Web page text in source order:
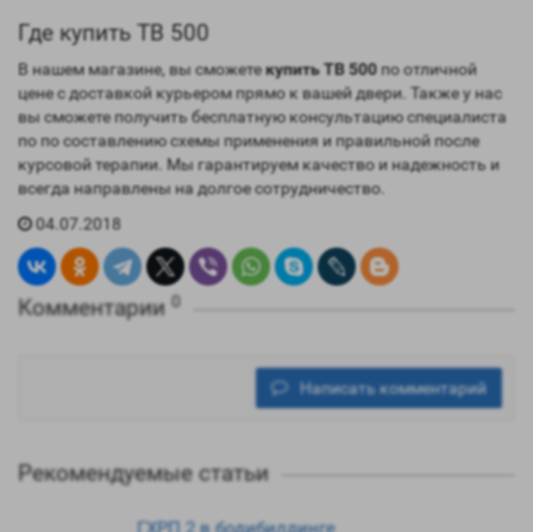
Где купить TB 500
В нашем магазине, вы сможетекупить TB 500по отличной
цене с доставкой курьером прямо к вашей двери. Также у нас
вы сможете получить бесплатную консультацию специалиста
по по составлению схемы применения и правильной после
курсовой терапии. Мы гарантируем качество и надежность и
всегда направлены на долгое сотрудничество.
04.07.2018
Комментарии 0
Написать комментарий
Рекомендуемые статьи